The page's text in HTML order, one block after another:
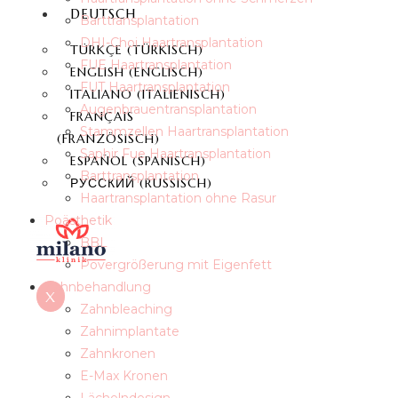
DEUTSCH
TÜRKÇE (TÜRKISCH)
ENGLISH(ENGLISCH)
ITALIANO(ITALIENISCH)
FRANÇAIS
(FRANZÖSISCH)
ESPAÑOL (SPANISCH)
РУССКИЙ(RUSSISCH)
X
Barttransplantation
DHI-Choi Haartransplantation
FUE Haartransplantation
FUT Haartransplantation
Augenbrauentransplantation
Stammzellen Haartransplantation
Saphir Fue Haartransplantation
Barttransplantation
Haartransplantation ohne Rasur
Poästhetik
BBL
Povergrößerung mit Eigenfett
Zahnbehandlung
Zahnbleaching
Zahnimplantate
Zahnkronen
E-Max Kronen